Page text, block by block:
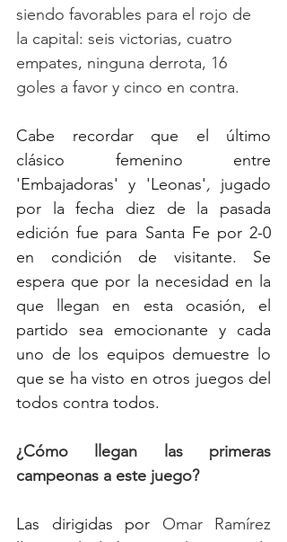
siendo favorables para el rojo de
la capital: seis victorias, cuatro
empates, ninguna derrota, 16
goles a favor y cinco en contra.
Cabe recordar que el último
clásico femenino entre
'Embajadoras' y 'Leonas', jugado
por la fecha diez de la pasada
edición fue para Santa Fe por 2-0
en condición de visitante. Se
espera que por la necesidad en la
que llegan en esta ocasión, el
partido sea emocionante y cada
uno de los equipos demuestre lo
que se ha visto en otros juegos del
todos contra todos.
¿Cómo llegan las primeras
campeonas a este juego?
Las dirigidas por Omar Ramírez